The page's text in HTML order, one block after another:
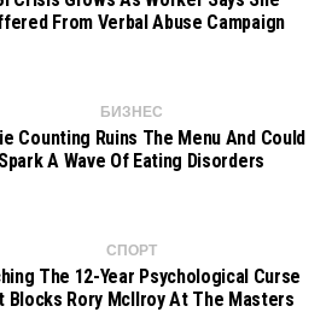
From Verbal Abuse Campaign
БИЗНЕС
Counting Ruins The Menu And Could
Spark A Wave Of Eating Disorders
СПОРТ
The 12-Year Psychological Curse
Blocks Rory McIlroy At The Masters